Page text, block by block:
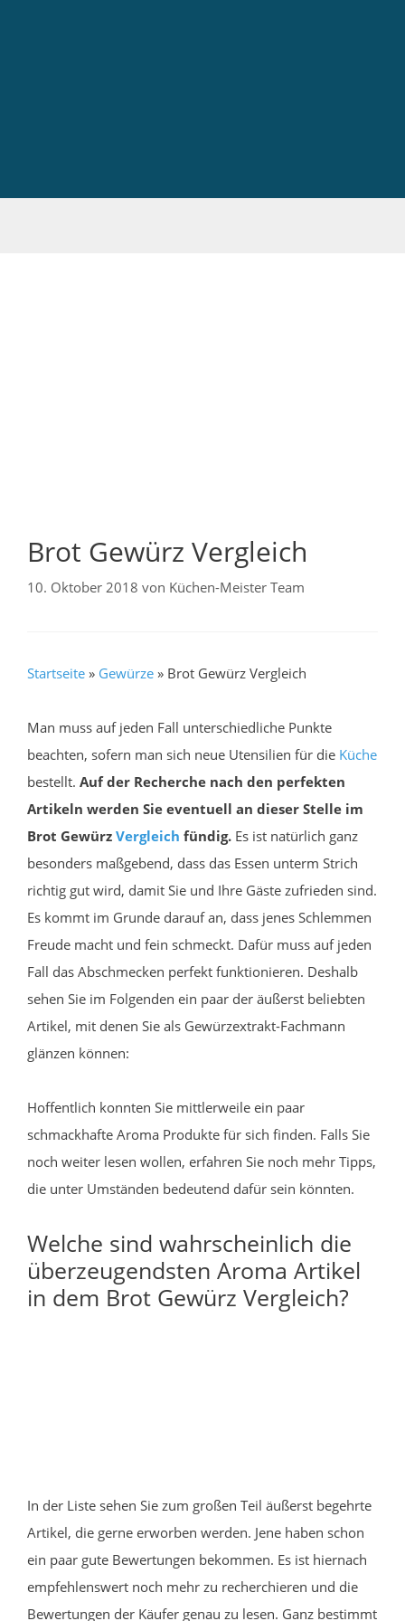
Brot Gewürz Vergleich
10. Oktober 2018 von Küchen-Meister Team
Startseite » Gewürze » Brot Gewürz Vergleich
Man muss auf jeden Fall unterschiedliche Punkte
beachten, sofern man sich neue Utensilien für die Küche
bestellt. Auf der Recherche nach den perfekten
Artikeln werden Sie eventuell an dieser Stelle im
Brot Gewürz Vergleich fündig. Es ist natürlich ganz
besonders maßgebend, dass das Essen unterm Strich
richtig gut wird, damit Sie und Ihre Gäste zufrieden sind.
Es kommt im Grunde darauf an, dass jenes Schlemmen
Freude macht und fein schmeckt. Dafür muss auf jeden
Fall das Abschmecken perfekt funktionieren. Deshalb
sehen Sie im Folgenden ein paar der äußerst beliebten
Artikel, mit denen Sie als Gewürzextrakt-Fachmann
glänzen können:
Hoffentlich konnten Sie mittlerweile ein paar
schmackhafte Aroma Produkte für sich finden. Falls Sie
noch weiter lesen wollen, erfahren Sie noch mehr Tipps,
die unter Umständen bedeutend dafür sein könnten.
Welche sind wahrscheinlich die
überzeugendsten Aroma Artikel
in dem Brot Gewürz Vergleich?
In der Liste sehen Sie zum großen Teil äußerst begehrte
Artikel, die gerne erworben werden. Jene haben schon
ein paar gute Bewertungen bekommen. Es ist hiernach
empfehlenswert noch mehr zu recherchieren und die
Bewertungen der Käufer genau zu lesen. Ganz bestimmt